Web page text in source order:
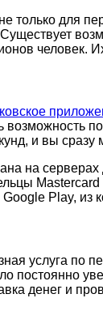
только для
человек.
возможность
и вы
на серверах
Play, из
услуга по
постоянно
денег и